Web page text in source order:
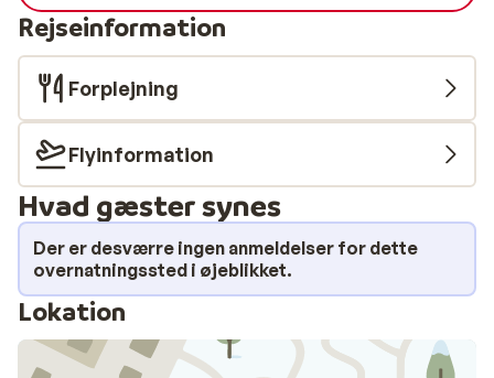
Rejseinformation
Forplejning
Flyinformation
Hvad gæster synes
Der er desværre ingen anmeldelser for dette
overnatningssted i øjeblikket.
Lokation